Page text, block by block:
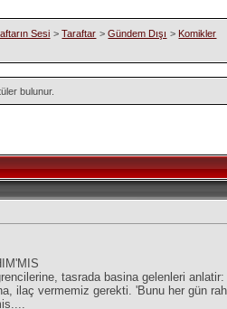
Sesi >Taraftar >Gündem Dışı > Komikler
bulunur.
tasrada basina gelenleri anlatir:
ilaç vermemiz gerekti. 'Bunu her gün